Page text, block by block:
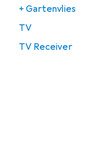
+ Gartenvlies
TV
TV Receiver